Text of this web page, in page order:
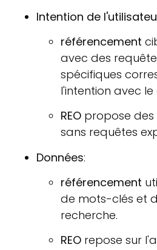
Intention de
référencement
avec des
spécifiques
l'intention avec le
REO propose
sans requêtes
Données:
référencement
de mots-clés et
recherche.
REO repose sur